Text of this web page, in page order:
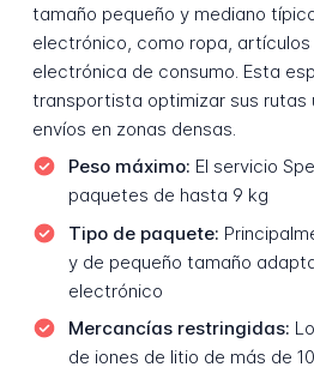
tamaño pequeño y mediano
electrónico, como ropa, artículos
electrónica de consumo. Esta
transportista optimizar sus rutas
envíos en zonas densas.
Peso máximo: El servicio
paquetes de hasta 9 kg
Tipo de paquete:
y de pequeño tamaño
electrónico
Mercancías restringidas:
de iones de litio de más de